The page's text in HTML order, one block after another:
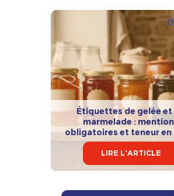
Étiquettes de gelée et
marmelade :
obligatoires et teneur
LIRE L'ARTICLE